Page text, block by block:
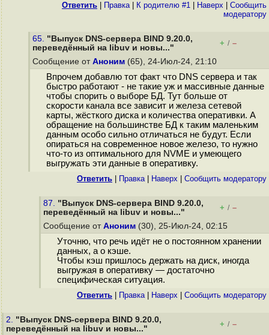
Ответить Правка| К родителю #1 Наверх
Cообщить
модератору
65. "Выпуск DNS-сервера BIND 9.20.0,
переведённый на libuv и новы..."
+ / –
Сообщение от Аноним (65), 24-Июл-24, 21:10
Впрочем добавлю тот факт что DNS сервера и так
быстро работают - не такие уж и массивные данные
чтобы спорить о выборе БД. Тут больше от
скорости канала все зависит и железа сетевой
карты, жёсткого диска и количества оперативки. А
обращение на большинстве БД к таким маленьким
данным особо сильно отличаться не будут. Если
опираться на современное новое железо, то нужно
что-то из оптимального для NVME и умеющего
выгружать эти данные в оперативку.
Ответить Правка| Наверх Cообщить модератору
87. "Выпуск DNS-сервера BIND 9.20.0,
переведённый на libuv и новы..."
+ / –
Сообщение от Аноним (30), 25-Июл-24, 02:15
Уточню, что речь идёт не о постоянном хранении
данных, а о кэше.
Чтобы кэш пришлось держать на диск, иногда
выгружая в оперативку — достаточно
специфическая ситуация.
Ответить Правка| Наверх Cообщить модератору
2. "Выпуск DNS-сервера BIND 9.20.0,
переведённый на libuv и новы..."
+ / –